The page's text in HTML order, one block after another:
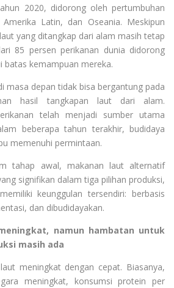
2020, didorong oleh pertumbuhan
Latin, dan Oseania. Meskipun
yang ditangkap dari alam masih tetap
85 persen perikanan dunia didorong
batas kemampuan mereka.
masa depan tidak bisa bergantung pada
hasil tangkapan laut dari alam.
telah menjadi sumber utama
beberapa tahun terakhir, budidaya
memenuhi permintaan.
tahap awal, makanan laut alternatif
signifikan dalam tiga pilihan produksi,
keunggulan tersendiri: berbasis
dan dibudidayakan.
namun hambatan untuk
masih ada
meningkat dengan cepat. Biasanya,
meningkat, konsumsi protein per